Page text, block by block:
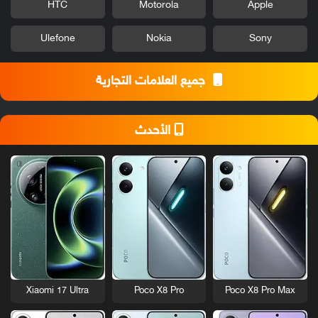
Apple
Motorola
HTC
Sony
Nokia
Ulefone
جميع العلامات التجارية
الأحدث
Poco X8 Pro Max
Poco X8 Pro
Xiaomi 17 Ultra